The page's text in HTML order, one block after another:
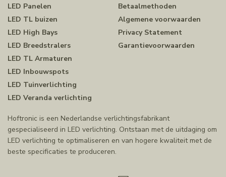
LED Panelen
LED TL buizen
LED High Bays
LED Breedstralers
LED TL Armaturen
LED Inbouwspots
LED Tuinverlichting
LED Veranda verlichting
Betaalmethoden
Algemene voorwaarden
Privacy Statement
Garantievoorwaarden
Hoftronic is een Nederlandse verlichtingsfabrikant
gespecialiseerd in LED verlichting. Ontstaan met de uitdaging om
LED verlichting te optimaliseren en van hogere kwaliteit met de
beste specificaties te produceren.